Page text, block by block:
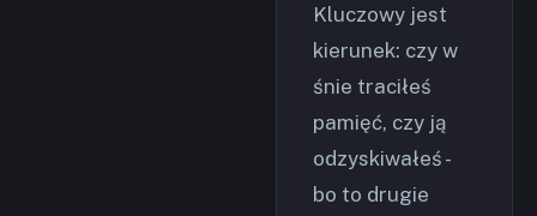
Kluczowy jest
kierunek: czy w
śnie traciłeś
pamięć, czy ją
odzyskiwałeś -
bo to drugie